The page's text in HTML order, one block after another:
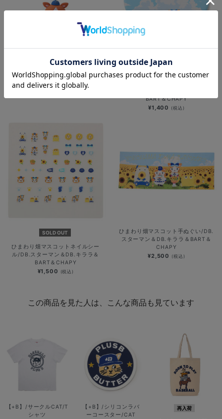
¥2,000(税込)
BART＆CHAPY
¥1,400 (税込)
SOLD OUT
ひまわり畑マスコットネイルシー
ル/DB.スターマン＆DB.キララ＆
BART＆CHAPY
¥1,500 (税込)
ひまわり畑マスコット手ぬぐい/DB.
スターマン＆DB.キララ＆BART＆
CHAPY
¥2,500 (税込)
この商品を見た人は、こんな商品も見ています
【+B】/サークルCAT/T
シャツ
【+B】/シリコンラバ
ーコースター/CAT
再入荷